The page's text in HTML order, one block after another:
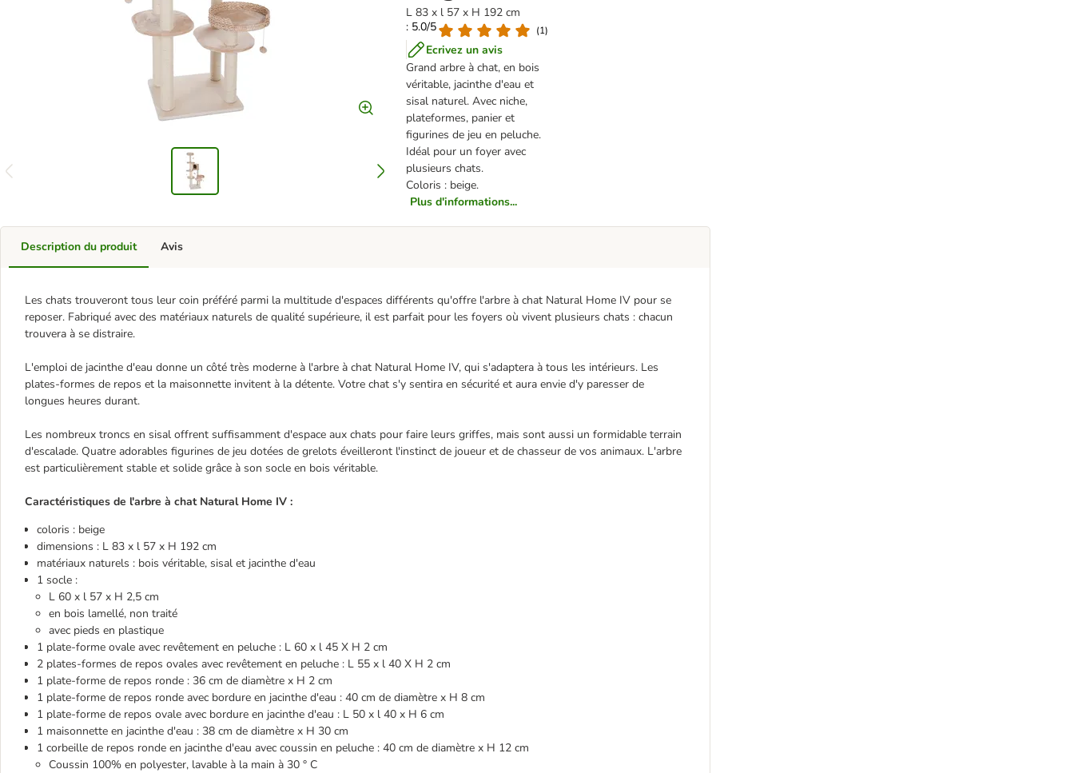
L 83 x l 57 x H 192 cm
: 5.0/5
(1)
Ecrivez un avis
Grand arbre à chat, en bois
véritable, jacinthe d'eau et
sisal naturel. Avec niche,
plateformes, panier et
figurines de jeu en peluche.
Idéal pour un foyer avec
plusieurs chats.
Coloris : beige.
Plus d'informations...
Description du produit
Les chats trouveront tous leur coin préféré parmi la multitude d'espaces différents qu'offre l'arbre à chat Natural Home IV pour se
reposer. Fabriqué avec des matériaux naturels de qualité supérieure, il est parfait pour les foyers où vivent plusieurs chats : chacun
trouvera à se distraire.
L'emploi de jacinthe d'eau donne un côté très moderne à l'arbre à chat Natural Home IV, qui s'adaptera à tous les intérieurs. Les
plates-formes de repos et la maisonnette invitent à la détente. Votre chat s'y sentira en sécurité et aura envie d'y paresser de
longues heures durant.
Les nombreux troncs en sisal offrent suffisamment d'espace aux chats pour faire leurs griffes, mais sont aussi un formidable terrain
d'escalade. Quatre adorables figurines de jeu dotées de grelots éveilleront l'instinct de joueur et de chasseur de vos animaux. L'arbre
est particulièrement stable et solide grâce à son socle en bois véritable.
Caractéristiques de l'arbre à chat Natural Home IV :
coloris : beige
dimensions : L 83 x l 57 x H 192 cm
matériaux naturels : bois véritable, sisal et jacinthe d'eau
1 socle :
L 60 x l 57 x H 2,5 cm
en bois lamellé, non traité
avec pieds en plastique
1 plate-forme ovale avec revêtement en peluche : L 60 x l 45 X H 2 cm
2 plates-formes de repos ovales avec revêtement en peluche : L 55 x l 40 X H 2 cm
1 plate-forme de repos ronde : 36 cm de diamètre x H 2 cm
1 plate-forme de repos ronde avec bordure en jacinthe d'eau : 40 cm de diamètre x H 8 cm
1 plate-forme de repos ovale avec bordure en jacinthe d'eau : L 50 x l 40 x H 6 cm
1 maisonnette en jacinthe d'eau : 38 cm de diamètre x H 30 cm
1 corbeille de repos ronde en jacinthe d'eau avec coussin en peluche : 40 cm de diamètre x H 12 cm
Coussin 100% en polyester, lavable à la main à 30 ° C
Avis